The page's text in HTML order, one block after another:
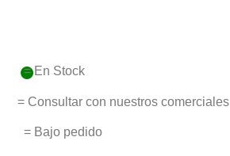
= En Stock
= Consultar con nuestros comerciales
= Bajo pedido